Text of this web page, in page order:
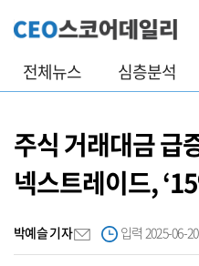
전체뉴스 심층분석
주식 거래대금 급
넥스트레이드,
박예슬 기자 입력 2025-06-